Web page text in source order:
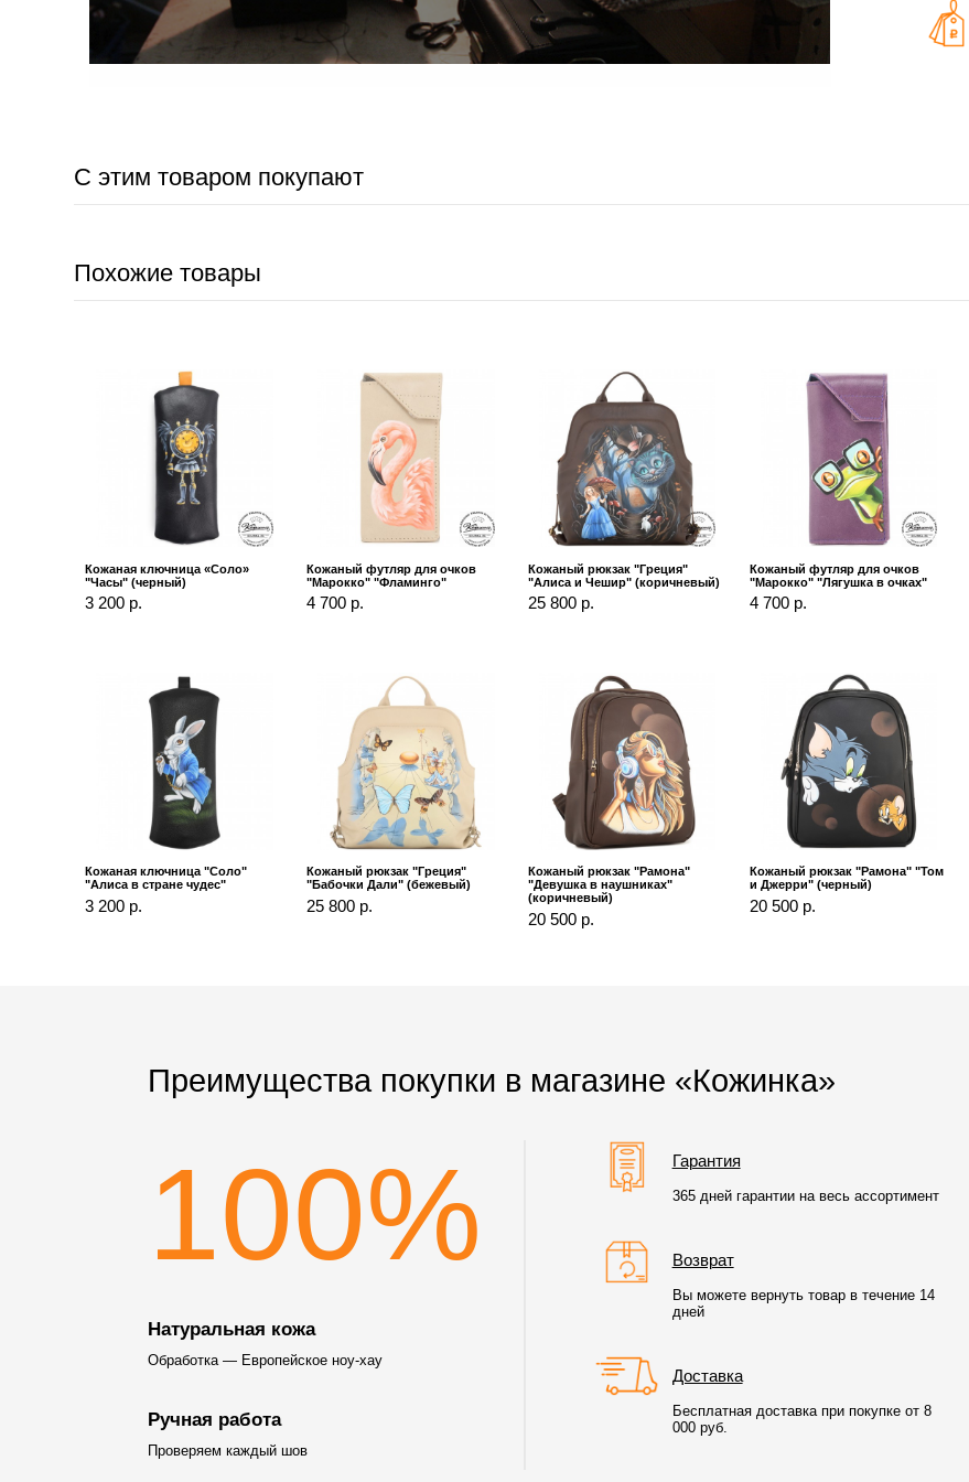
С этим товаром покупают
Похожие товары
Кожаная ключница «Соло»
"Часы" (черный)
3 200 р.
Кожаный футляр для очков
"Марокко" "Фламинго"
4 700 р.
Кожаный рюкзак "Греция"
"Алиса и Чешир" (коричневый)
25 800 р.
Кожаный футляр для очков
"Марокко" "Лягушка в очках"
4 700 р.
Кожаная ключница "Соло"
"Алиса в стране чудес"
3 200 р.
Кожаный рюкзак "Греция"
"Бабочки Дали" (бежевый)
25 800 р.
Кожаный рюкзак "Рамона"
"Девушка в наушниках"
(коричневый)
20 500 р.
Кожаный рюкзак "Рамона" "Том
и Джерри" (черный)
20 500 р.
Преимущества покупки в магазине «Кожинка»
100%
Натуральная кожа
Обработка — Европейское ноу-хау
Ручная работа
Проверяем каждый шов
Гарантия
365 дней гарантии на весь ассортимент
Возврат
Вы можете вернуть товар в течение 14
дней
Доставка
Бесплатная доставка при покупке от 8
000 руб.